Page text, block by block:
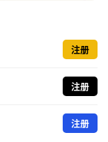
注册
注册
注册